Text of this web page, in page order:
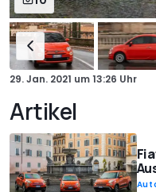
29. Jan. 2021 um13:26 Uhr
Artikel